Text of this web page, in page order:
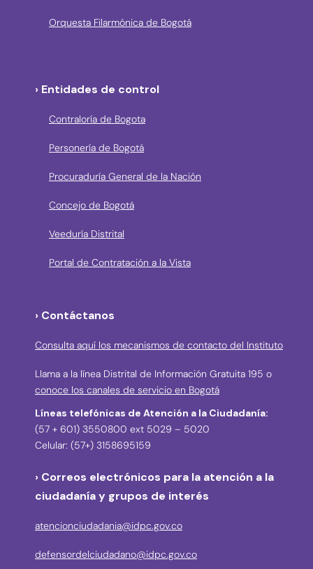
Orquesta Filarmónica de Bogotá
› Entidades de control
Contraloría de Bogota
Personería de Bogotá
Procuraduría General de la Nación
Concejo de Bogotá
Veeduría Distrital
Portal de Contratación a la Vista
› Contáctanos
Consulta aquí los mecanismos de contacto del Instituto
Llama a la línea Distrital de Información Gratuita 195 o
conoce los canales de servicio en Bogotá
Líneas telefónicas de Atención a la Ciudadanía:
(57 + 601) 3550800 ext 5029 – 5020
Celular: (57+) 3158695159
› Correos electrónicos para la atención a la
ciudadanía y grupos de interés
atencionciudadania@idpc.gov.co
defensordelciudadano@idpc.gov.co